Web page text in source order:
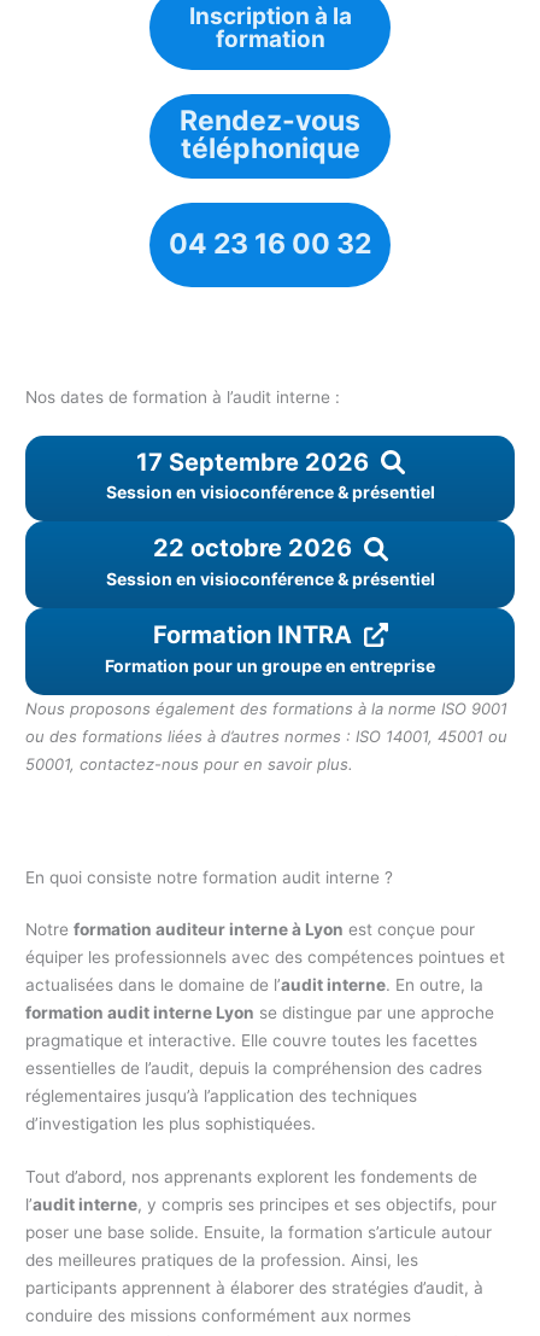
Inscription à la
formation
Rendez-vous
téléphonique
04 23 16 00 32
Nos dates de formation à l’audit interne :
17 Septembre 2026
Session en visioconférence & présentiel
22 octobre 2026
Session en visioconférence & présentiel
Formation INTRA
Formation pour un groupe en entreprise
Nous proposons également des formations à la norme ISO 9001
ou des formations liées à d’autres normes : ISO 14001, 45001 ou
50001, contactez-nous pour en savoir plus.
En quoi consiste notre formation audit interne ?
Notreformation auditeur interne à Lyon est conçue pour
équiper les professionnels avec des compétences pointues et
actualisées dans le domaine de l’audit interne. En outre, la
formation audit interne Lyon se distingue par une approche
pragmatique et interactive. Elle couvre toutes les facettes
essentielles de l’audit, depuis la compréhension des cadres
réglementaires jusqu’à l’application des techniques
d’investigation les plus sophistiquées.
Tout d’abord, nos apprenants explorent les fondements de
l’audit interne, y compris ses principes et ses objectifs, pour
poser une base solide. Ensuite, la formation s’articule autour
des meilleures pratiques de la profession. Ainsi, les
participants apprennent à élaborer des stratégies d’audit, à
conduire des missions conformément aux normes